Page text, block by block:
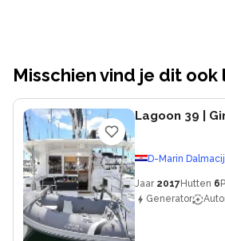
Misschien vind je dit ook
Lagoon 39 |
D-Marin
Jaar 2017Hutten 6
Generator